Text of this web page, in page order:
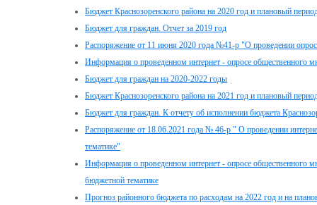
Бюджет Краснозоренского района на 2020 год и плановый
Бюджет для граждан. Отчет за 2019 год
Распоряжение от 11 июня 2020 года №41-р "О проведении
Информация о проведенном интернет - опросе общественного
Бюджет для граждан на 2020-2022 годы
Бюджет Краснозоренского района на 2021 год и плановый
Бюджет для граждан. К отчету об исполнении бюджета
Распоряжение от 18.06.2021 года № 46-р " О проведении
тематике"
Информация о проведенном интернет - опросе общественного
бюджетной тематике
Прогноз районного бюджета по расходам на 2022 год и на